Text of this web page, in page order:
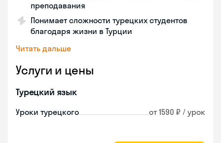
преподавания
Понимает сложности турецких студентов
благодаря жизни в Турции
Читать дальше
Услуги и цены
Турецкий язык
Уроки турецкого от 1590 ₽ / урок